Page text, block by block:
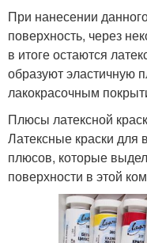
При нанесении
поверхность, через
в итоге остаются
образуют эластичную
лакокрасочным
Плюсы латексной
Латексные краски
плюсов, которые
поверхности в этой